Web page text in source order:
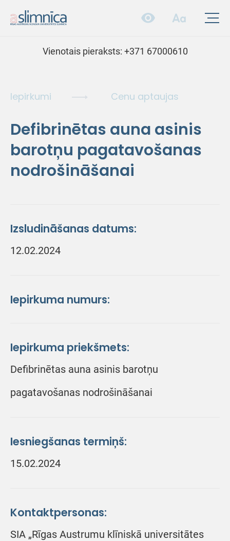
Vienotais pieraksts: +371 67000610
Iepirkumi Cenu aptaujas
Defibrinētas auna asinis
barotņu pagatavošanas
nodrošināšanai
Izsludināšanas datums:
12.02.2024
Iepirkuma numurs:
Iepirkuma priekšmets:
Defibrinētas auna asinis barotņu
pagatavošanas nodrošināšanai
Iesniegšanas termiņš:
15.02.2024
Kontaktpersonas:
SIA „Rīgas Austrumu klīniskā universitātes